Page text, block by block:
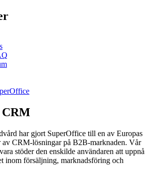
CRM
har gjort SuperOffice till en av Europas
av CRM-lösningar på B2B-marknaden. Vår
stöder den enskilde användaren att uppnå
inom försäljning, marknadsföring och